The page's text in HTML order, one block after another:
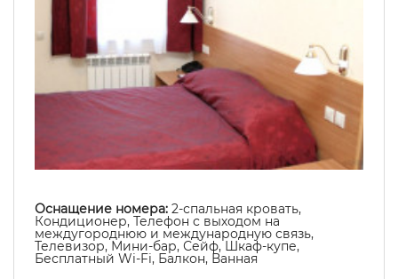
Оснащение номера: 2-спальная кровать,
Кондиционер, Телефон с выходом на
междугороднюю и международную связь,
Телевизор, Мини-бар, Сейф, Шкаф-купе,
Бесплатный Wi-Fi, Балкон, Ванная